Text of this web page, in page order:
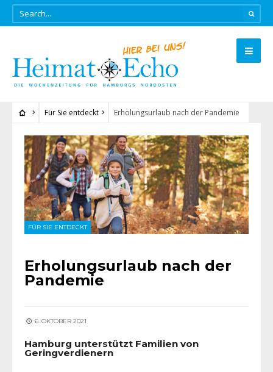
Für Sie entdeckt Erholungsurlaub nach der Pandemie
FÜR SIE ENTDECKT
Erholungsurlaub nach der
Pandemie
6. OKTOBER 2021
Hamburg unterstützt Familien von
Geringverdienern